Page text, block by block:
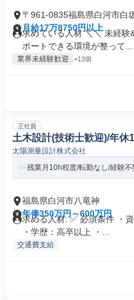
〒961-0835福島県白河市白
月給17万8750円以上
求めている人材 ＼＼ 未経
ポートできる環境が整って...
業界未経験歓迎 +13個
正社員
土木設計(技術士歓迎)/年休
太陽測量設計株式会社
残業月10h程度/転勤なし/経験不
福島県白河市八竜神
年俸350万円～600万円
求める人材: ✅ 必須条件 ・
・学歴：高卒以上 ・...
交通費支給